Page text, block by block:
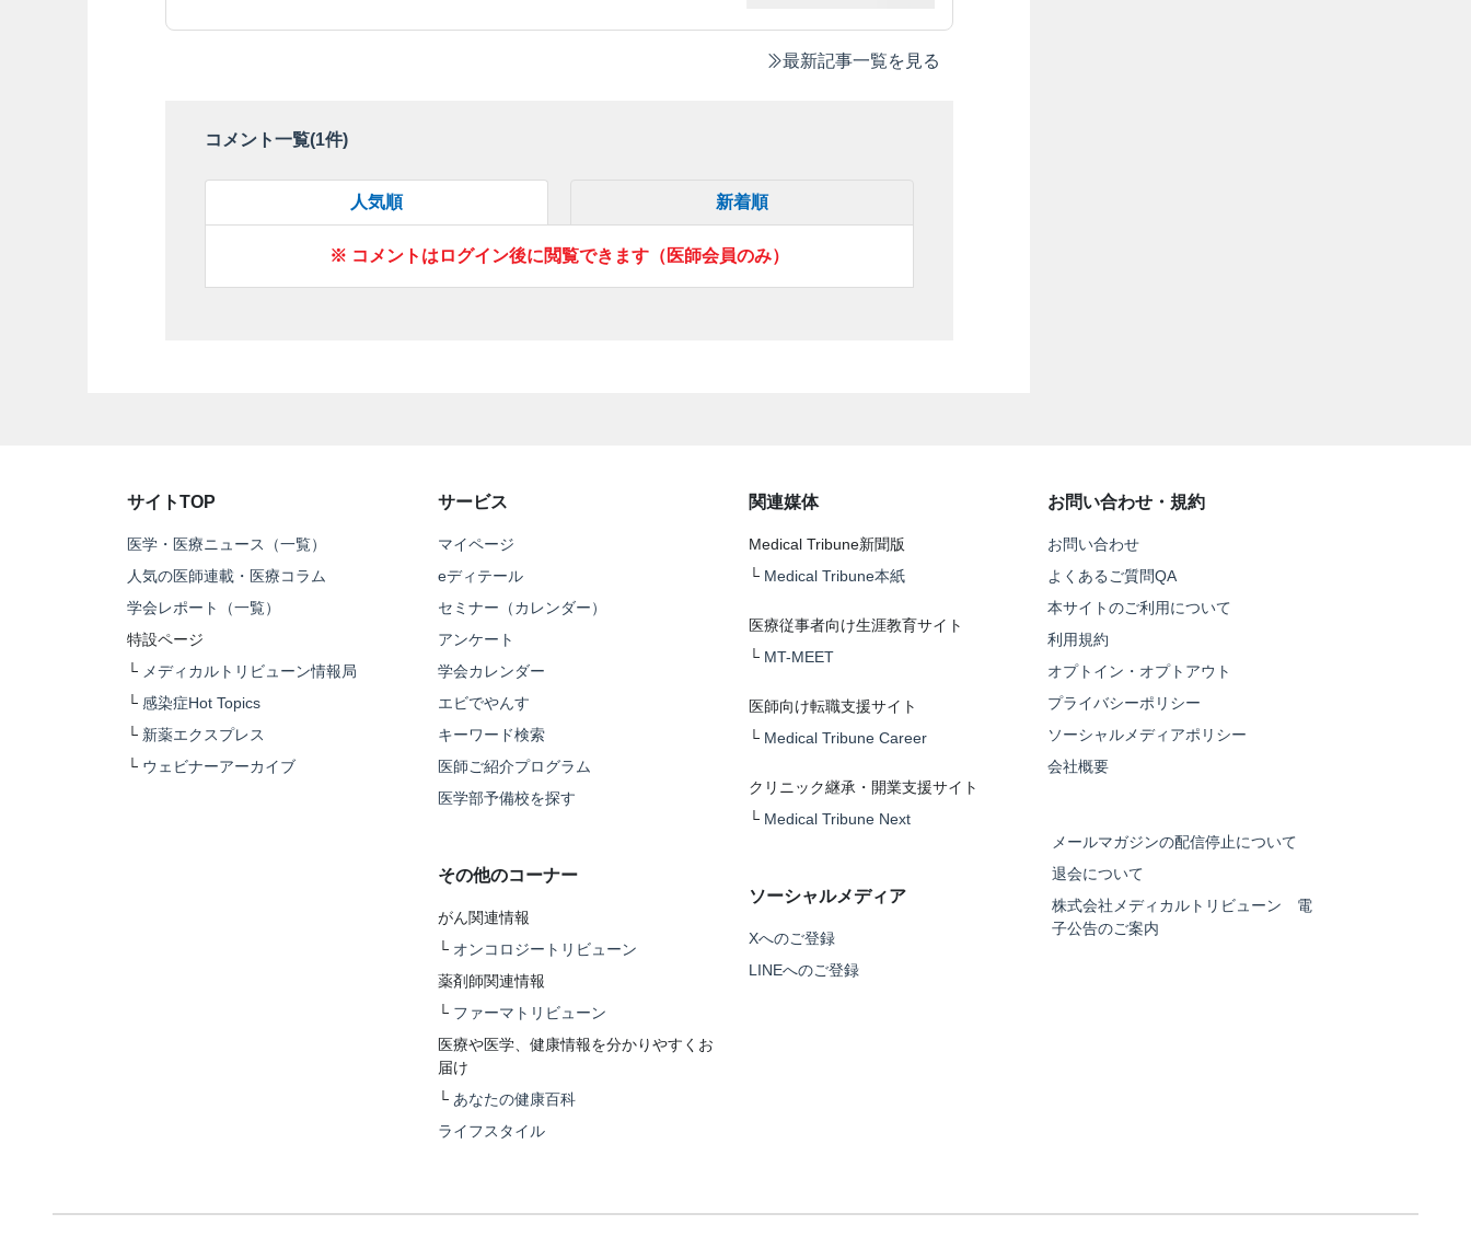
最新記事一覧を見る
コメント一覧(1件)
人気順 新着順
※ コメントはログイン後に閲覧できます（医師会員のみ）
サイトTOP
医学・医療ニュース（一覧）
人気の医師連載・医療コラム
学会レポート（一覧）
特設ページ
└ メディカルトリビューン情報局
└ 感染症Hot Topics
└ 新薬エクスプレス
└ ウェビナーアーカイブ
サービス
マイページ
eディテール
セミナー（カレンダー）
アンケート
学会カレンダー
エビでやんす
キーワード検索
医師ご紹介プログラム
医学部予備校を探す
その他のコーナー
がん関連情報
└ オンコロジートリビューン
薬剤師関連情報
└ ファーマトリビューン
医療や医学、健康情報を分かりやすくお
届け
└ あなたの健康百科
ライフスタイル
関連媒体
Medical Tribune新聞版
└ Medical Tribune本紙
医療従事者向け生涯教育サイト
└ MT-MEET
医師向け転職支援サイト
└ Medical Tribune Career
クリニック継承・開業支援サイト
└ Medical Tribune Next
ソーシャルメディア
Xへのご登録
LINEへのご登録
お問い合わせ・規約
お問い合わせ
よくあるご質問QA
本サイトのご利用について
利用規約
オプトイン・オプトアウト
プライバシーポリシー
ソーシャルメディアポリシー
会社概要
メールマガジンの配信停止について
退会について
株式会社メディカルトリビューン 電
子公告のご案内